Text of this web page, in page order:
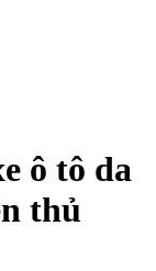
ô tô da
thủ